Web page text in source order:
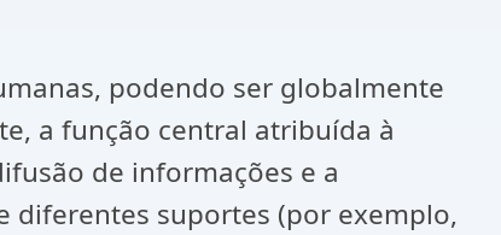
podendo ser globalmente
a função central atribuída à
de informações e a
diferentes suportes (por exemplo,